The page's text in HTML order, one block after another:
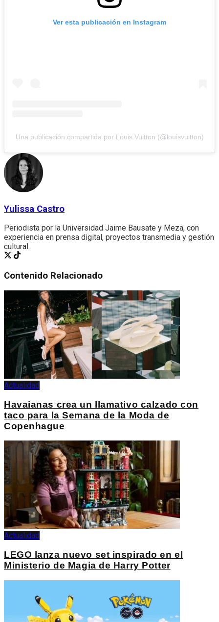
Ver esta publicación en Instagram
Una publicación compartida por Louis Vuitton (@louisvuitton)
Yulissa Castro
Periodista por la Universidad Jaime Bausate y Meza, con
experiencia en prensa digital, proyectos transmedia y gestión
cultural.
Contenido Relacionado
Actualidad
Havaianas crea un llamativo calzado con
taco para la Semana de la Moda de
Copenhague
Actualidad
LEGO lanza nuevo set inspirado en el
Ministerio de Magia de Harry Potter